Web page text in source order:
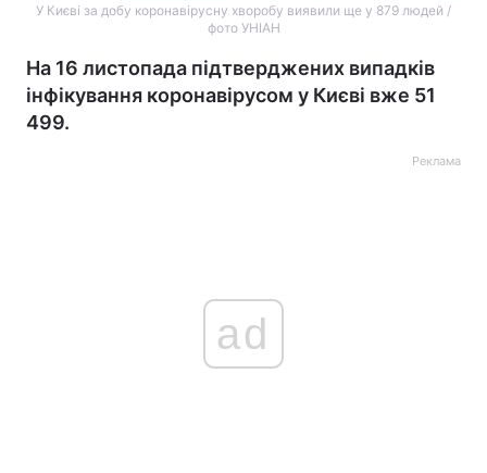
У Києві за добу коронавірусну хворобу виявили ще у 879 людей /
фото УНІАН
На 16 листопада підтверджених випадків
інфікування коронавірусом у Києві вже 51
499.
Реклама
ad